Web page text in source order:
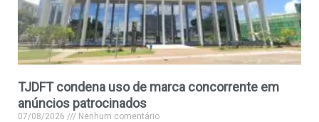
TJDFT condena uso de marca concorrente em
anúncios patrocinados
07/08/2026 Nenhum comentário